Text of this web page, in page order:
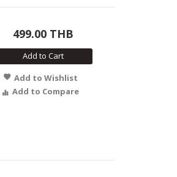
499.00 THB
Add to Cart
Add to Wishlist
Add to Compare